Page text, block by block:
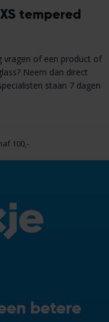
tempered
vragen of een product of
Neem dan direct
staan 7 dagen
100,-
betere